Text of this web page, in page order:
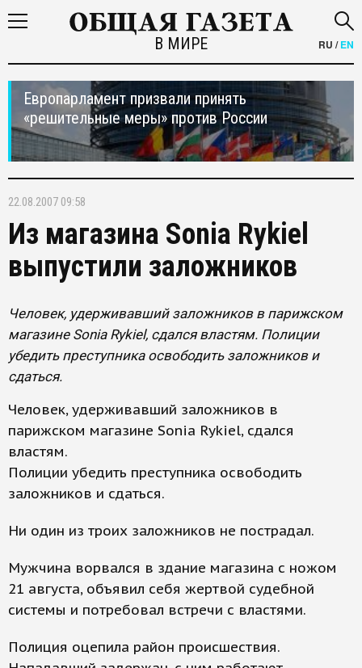
В МИРЕ RU /EN
Европарламент призвали принять
«решительные меры» против России
22.08.2007 09:58
Из магазина Sonia Rykiel
выпустили заложников
Человек, удерживавший заложников в парижском
магазине Sonia Rykiel, сдался властям. Полиции
убедить преступника освободить заложников и
сдаться.
Человек, удерживавший заложников в
парижском магазине Sonia Rykiel, сдался
властям.
Полиции убедить преступника освободить
заложников и сдаться.
Ни один из троих заложников не пострадал.
Мужчина ворвался в здание магазина с ножом
21 августа, объявил себя жертвой судебной
системы и потребовал встречи с властями.
Полиция оцепила район происшествия.